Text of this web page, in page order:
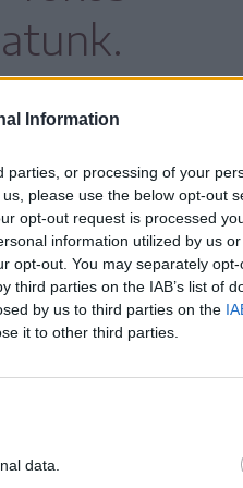
Information
parties, or processing of your
please use the below opt-out
opt-out request is processed
information utilized by us
opt-out. You may separately
third parties on the IAB’s list of
by us to third parties on the
it to other third parties.
data.
de még mindig
a korábbi évek
de ekkor már az
korábbi
áll az Országos